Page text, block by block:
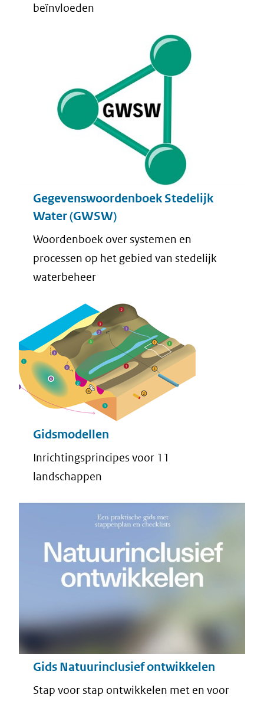
beïnvloeden
Gegevenswoordenboek Stedelijk
Water (GWSW)
Woordenboek over systemen en
processen op het gebied van stedelijk
waterbeheer
Gidsmodellen
Inrichtingsprincipes voor 11
landschappen
Gids Natuurinclusief ontwikkelen
Stap voor stap ontwikkelen met en voor